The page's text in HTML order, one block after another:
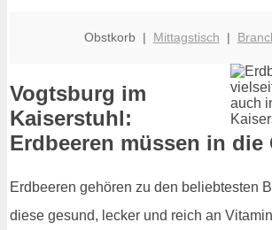
Obstkorb | Mittagstisch |
Vogtsburg im
Kaiserstuhl:
Erdbeeren müssen in die
Erdbeeren gehören zu den beliebtesten
diese gesund, lecker und reich an